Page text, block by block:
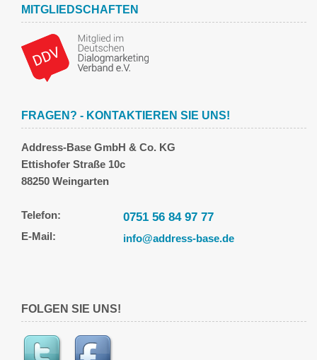
MITGLIEDSCHAFTEN
FRAGEN? - KONTAKTIEREN SIE UNS!
Address-Base GmbH & Co. KG
Ettishofer Straße 10c
88250 Weingarten
Telefon: 0751 56 84 97 77
E-Mail: info@address-base.de
FOLGEN SIE UNS!